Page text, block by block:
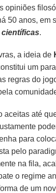
opiniões
50 anos, em
.
a ideia de
um
regras do
aceitas até
para
pelo
na fila,
o regime
de um